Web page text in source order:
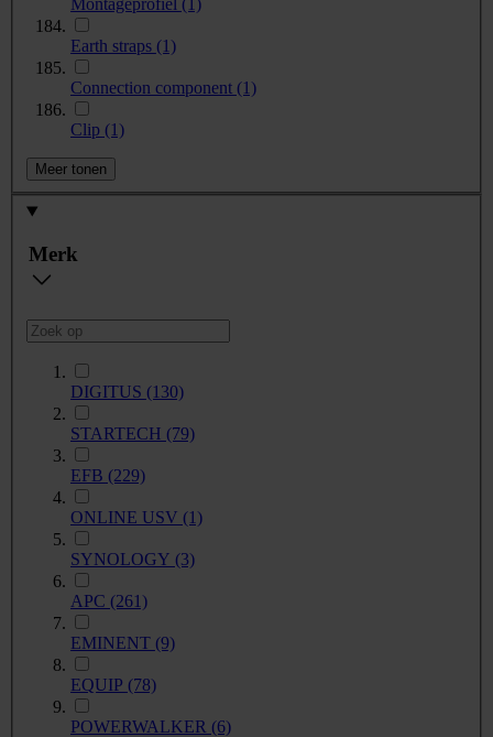
Earth straps (1)
Connection component (1)
Clip (1)
Meer tonen
Merk
DIGITUS (130)
STARTECH (79)
EFB (229)
ONLINE USV (1)
SYNOLOGY (3)
APC (261)
EMINENT (9)
EQUIP (78)
POWERWALKER (6)